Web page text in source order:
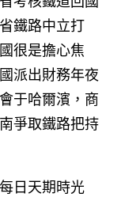
鐵路中立打
很是擔心焦
派出財務年夜
于哈爾濱，商
爭取鐵路把持
日天期時光